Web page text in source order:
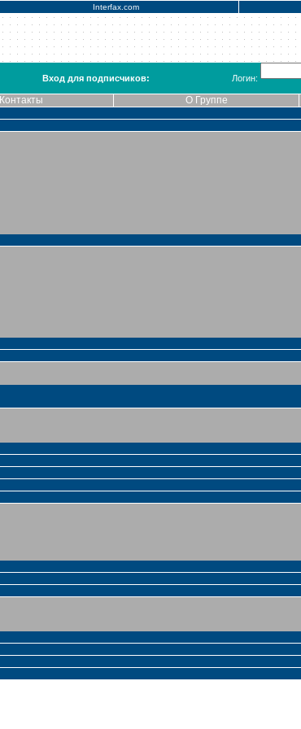
Interfax.com
Вход для подписчиков: Логин:
Контакты О Группе